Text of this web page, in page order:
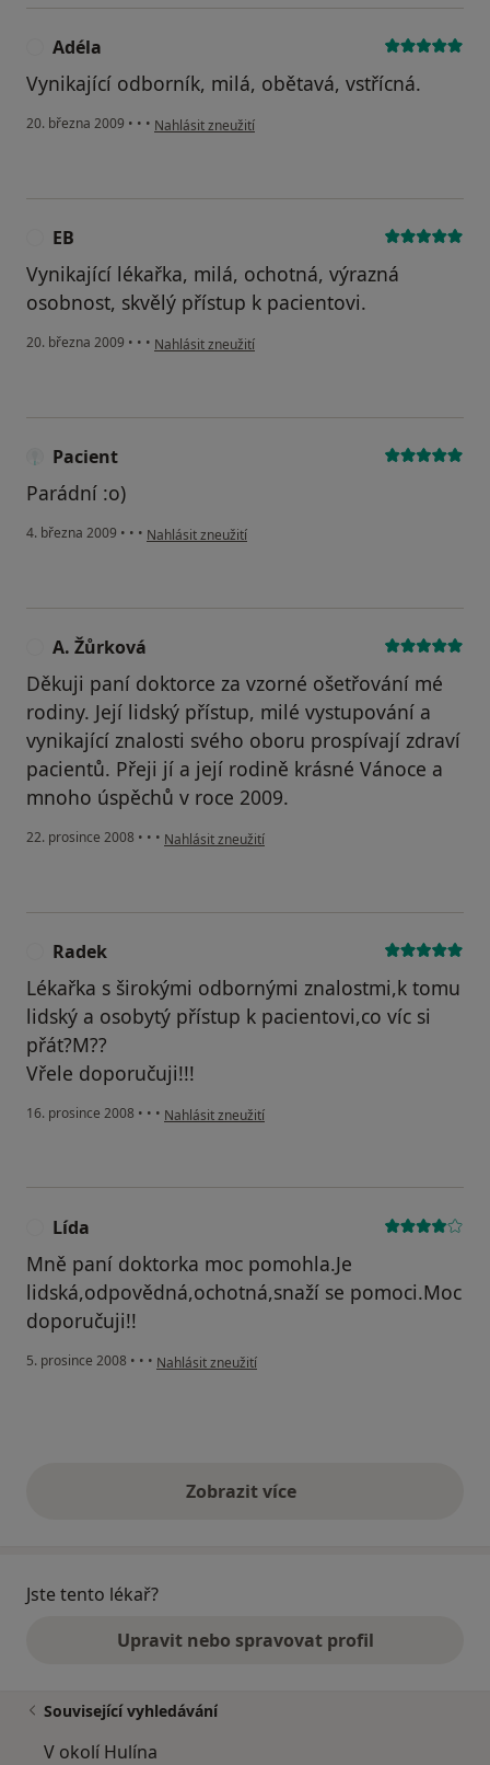
Adéla
Vynikající odborník, milá, obětavá, vstřícná.
20. března 2009 • • • podle názoru uživatele Adéla
Nahlásit zneužití
EB
Vynikající lékařka, milá, ochotná, výrazná
osobnost, skvělý přístup k pacientovi.
20. března 2009 • • • podle názoru uživatele EB
Nahlásit zneužití
Pacient
Parádní :o)
4. března 2009 • • • podle názoru uživatele Pacient
Nahlásit zneužití
A. Žůrková
Děkuji paní doktorce za vzorné ošetřování mé
rodiny. Její lidský přístup, milé vystupování a
vynikající znalosti svého oboru prospívají zdraví
pacientů. Přeji jí a její rodině krásné Vánoce a
mnoho úspěchů v roce 2009.
22. prosince 2008 • • • podle názoru uživatele A. Žůrková
Nahlásit zneužití
Radek
Lékařka s širokými odbornými znalostmi,k tomu
lidský a osobytý přístup k pacientovi,co víc si
přát?M??
Vřele doporučuji!!!
16. prosince 2008 • • • podle názoru uživatele Radek
Nahlásit zneužití
Lída
Mně paní doktorka moc pomohla.Je
lidská,odpovědná,ochotná,snaží se pomoci.Moc
doporučuji!!
5. prosince 2008 • • • podle názoru uživatele Lída
Nahlásit zneužití
Zobrazit vícevýše uvedené názory
Jste tento lékař?
Upravit nebo spravovat profil
Související vyhledávání
V okolí Hulína